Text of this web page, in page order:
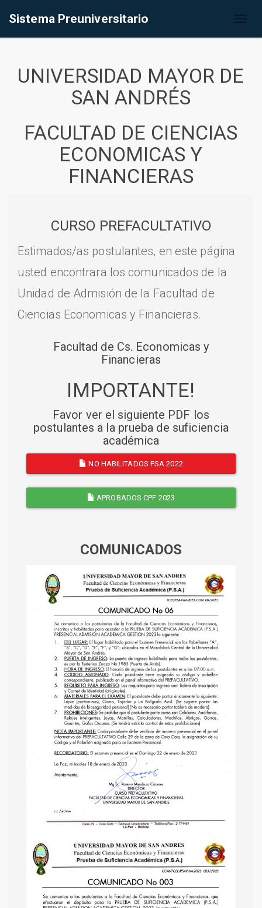
Sistema Preuniversitario
UNIVERSIDAD MAYOR DE
SAN ANDRÉS
FACULTAD DE CIENCIAS
ECONOMICAS Y
FINANCIERAS
CURSO PREFACULTATIVO
Estimados/as postulantes, en este página
usted encontrara los comunicados de la
Unidad de Admisión de la Facultad de
Ciencias Economicas y Financieras.
Facultad de Cs. Economicas y
Financieras
IMPORTANTE!
Favor ver el siguiente PDF los
postulantes a la prueba de suficiencia
académica
NO HABILITADOS PSA 2022
APROBADOS CPF 2023
COMUNICADOS